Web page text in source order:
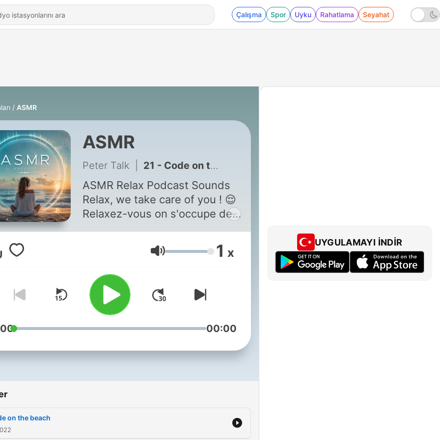
Çalışma Spor Uyku Rahatlama Seyahat
ASMR
ASMR
Peter Talk 21 - Code on the beach
ASMR Relax Podcast Sounds
Relax, we take care of you ! 😌
Relaxez-vous on s'occupe de
https://feed.ausha.co/B4NRsjGJLNZy
iTunes/Apple Podcasts :
https://itunes.apple.com/podcast/asmr/id1434125195
Web Site :
https://podcast.ausha.co/asmr
Thanks for your comments and
your ratings, you push me to
Hosted on Ausha. See
more information.
Ses 1 x
00:00
on the beach
UYGULAMAYI İNDIR